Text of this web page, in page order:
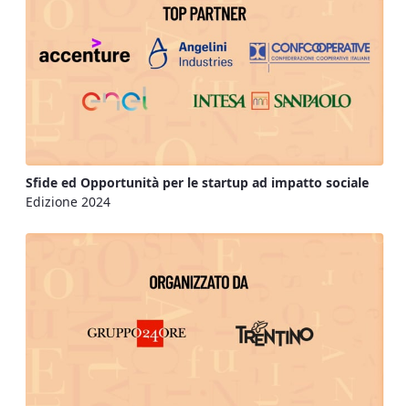
Sfide ed Opportunità per le startup ad impatto sociale
Edizione 2024